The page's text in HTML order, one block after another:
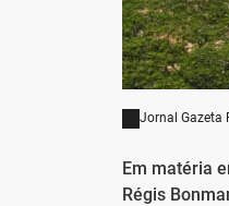
Jornal Gazeta
Em matéria
Régis